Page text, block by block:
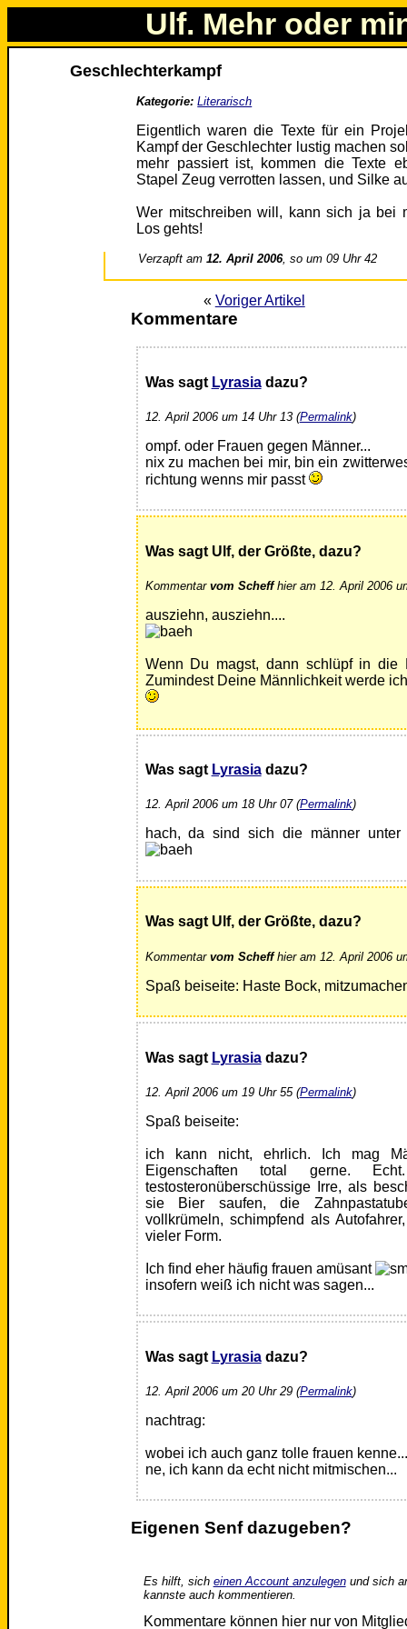
Ulf. Mehr oder
Geschlechterkampf
Kategorie: Literarisch
Eigentlich waren die Texte für ein
Kampf der Geschlechter lustig machen
mehr passiert ist, kommen die Texte
Stapel Zeug verrotten lassen, und Silke
Wer mitschreiben will, kann sich ja bei
Los gehts!
Verzapft am12. April 2006, so um 09 Uhr 42
« Voriger Artikel
Kommentare
Was sagt Lyrasiadazu?
12. April 2006 um 14 Uhr 13 (Permalink)
ompf. oder Frauen gegen Männer...
nix zu machen bei mir, bin ein
richtung wenns mir passt
Was sagt Ulf, der Größte, dazu?
Kommentar vom Scheffhier am 12. April 2006
ausziehn, ausziehn....
Wenn Du magst, dann schlüpf in
Zumindest Deine Männlichkeit werde
Was sagt Lyrasiadazu?
12. April 2006 um 18 Uhr 07 (Permalink)
hach, da sind sich die männer
Was sagt Ulf, der Größte, dazu?
Kommentar vom Scheffhier am 12. April 2006
Spaß beiseite: Haste Bock,
Was sagt Lyrasiadazu?
12. April 2006 um 19 Uhr 55 (Permalink)
Spaß beiseite:
ich kann nicht, ehrlich. Ich mag
Eigenschaften total gerne.
testosteronüberschüssige Irre, als
sie Bier saufen, die
vollkrümeln, schimpfend als
vieler Form.
Ich find eher häufig frauen amüsant
insofern weiß ich nicht was sagen...
Was sagt Lyrasiadazu?
12. April 2006 um 20 Uhr 29 (Permalink)
nachtrag:
wobei ich auch ganz tolle frauen kenne...
ne, ich kann da echt nicht mitmischen...
Eigenen Senf dazugeben?
Es hilft, sich einen Account anzulegenund sich
kannste auch kommentieren.
Kommentare können hier nur von